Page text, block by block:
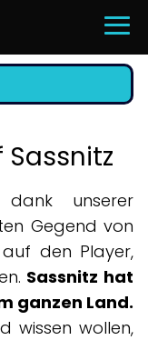
dank unserer
Gegend von
auf den Player,
Sassnitz hat
ganzen Land.
wissen wollen,